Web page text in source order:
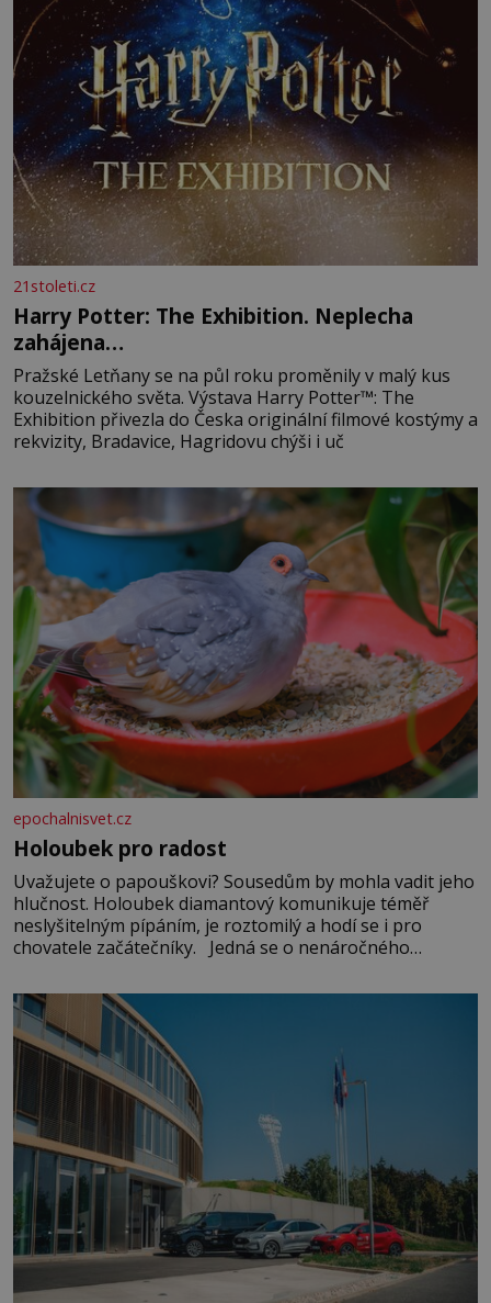
21stoleti.cz
Harry Potter: The Exhibition. Neplecha
zahájena…
Pražské Letňany se na půl roku proměnily v malý kus
kouzelnického světa. Výstava Harry Potter™: The
Exhibition přivezla do Česka originální filmové kostýmy a
rekvizity, Bradavice, Hagridovu chýši i uč
epochalnisvet.cz
Holoubek pro radost
Uvažujete o papouškovi? Sousedům by mohla vadit jeho
hlučnost. Holoubek diamantový komunikuje téměř
neslyšitelným pípáním, je roztomilý a hodí se i pro
chovatele začátečníky. Jedná se o nenáročného
času tráví na zemi, kde sbírá zbytky semínek Jeho
domovinou je prakticky celá Austrálie s výjimkou
pobřežní oblasti.